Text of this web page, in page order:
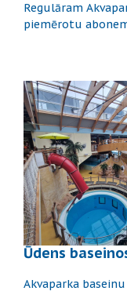
Regulāram
piemērotu
Ūdens
Akvaparka